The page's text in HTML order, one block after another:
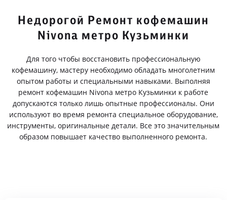
Недорогой Ремонт кофемашин
Nivona метро Кузьминки
Для того чтобы восстановить профессиональную
кофемашину, мастеру необходимо обладать многолетним
опытом работы и специальными навыками. Выполняя
ремонт кофемашин Nivona метро Кузьминки к работе
допускаются только лишь опытные профессионалы. Они
используют во время ремонта специальное оборудование,
инструменты, оригинальные детали. Все это значительным
образом повышает качество выполненного ремонта.